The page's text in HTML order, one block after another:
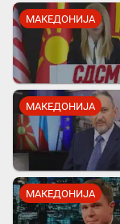
МАКЕДОНИЈА
МАКЕДОНИЈА
МАКЕДОНИЈА